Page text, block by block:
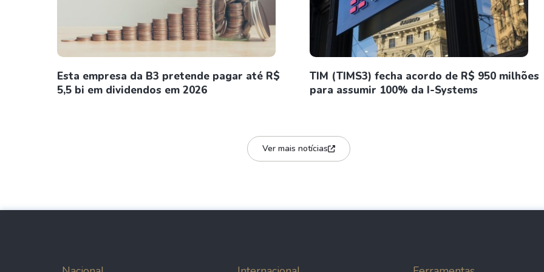
Esta empresa da B3 pretende pagar até R$
5,5 bi em dividendos em 2026
TIM (TIMS3) fecha acordo de R$ 950 milhões
para assumir 100% da I-Systems
Ver mais notícias